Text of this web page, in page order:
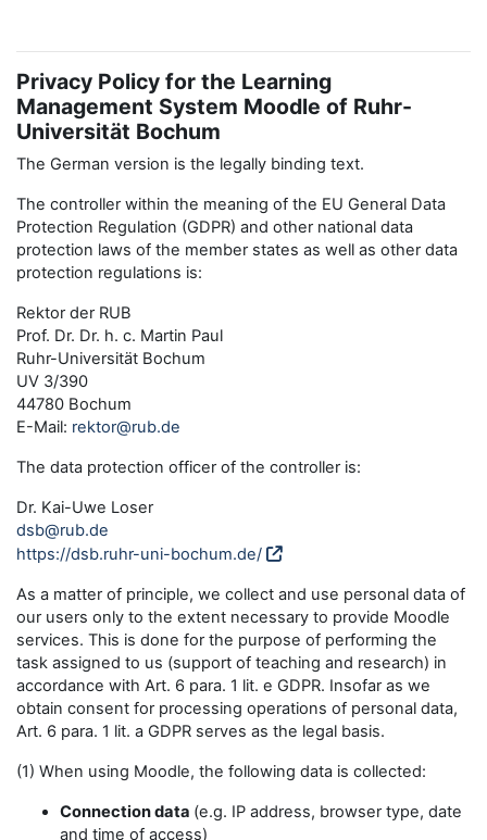
Privacy Policy for the Learning
Management System Moodle of Ruhr-
Universität Bochum
The German version is the legally binding text.
The controller within the meaning of the EU General Data
Protection Regulation (GDPR) and other national data
protection laws of the member states as well as other data
protection regulations is:
Rektor der RUB
Prof. Dr. Dr. h. c. Martin Paul
Ruhr-Universität Bochum
UV 3/390
44780 Bochum
E-Mail: rektor@rub.de
The data protection officer of the controller is:
Dr. Kai-Uwe Loser
dsb@rub.de
https://dsb.ruhr-uni-bochum.de/
As a matter of principle, we collect and use personal data of
our users only to the extent necessary to provide Moodle
services. This is done for the purpose of performing the
task assigned to us (support of teaching and research) in
accordance with Art. 6 para. 1 lit. e GDPR. Insofar as we
obtain consent for processing operations of personal data,
Art. 6 para. 1 lit. a GDPR serves as the legal basis.
(1) When using Moodle, the following data is collected:
Connection data (e.g. IP address, browser type, date
and time of access)